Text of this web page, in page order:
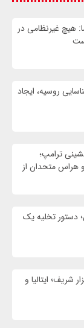
هیچ غیرنظامی در
روسیه، ایجاد
ترامپ؛
هراس متحدان از
دستور تخلیه یک
شریف؛ ایتالیا و